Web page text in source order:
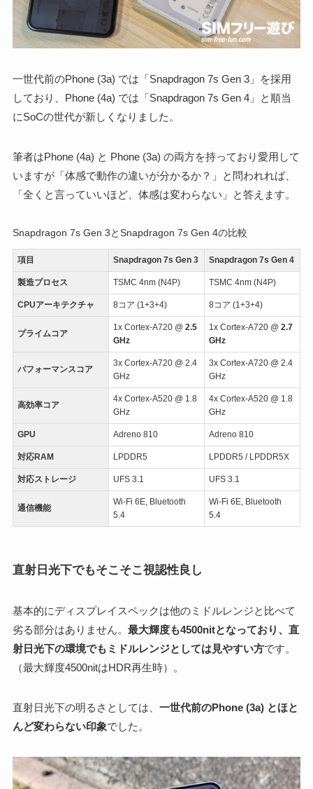
一世代前のPhone (3a) では「Snapdragon 7s Gen 3」を採用
しており、Phone (4a) では「Snapdragon 7s Gen 4」と順当
にSoCの世代が新しくなりました。
筆者はPhone (4a) と Phone (3a) の両方を持っており愛用して
いますが「体感で動作の違いが分かるか？」と問われれば、
「全くと言っていいほど、体感は変わらない」と答えます。
Snapdragon 7s Gen 3とSnapdragon 7s Gen 4の比較
項目 Snapdragon 7s Gen 3 Snapdragon 7s Gen 4
製造プロセス TSMC 4nm (N4P) TSMC 4nm (N4P)
CPUアーキテクチャ 8コア (1+3+4) 8コア (1+3+4)
プライムコア
1x Cortex-A720 @ 2.5
GHz
1x Cortex-A720 @ 2.7
GHz
パフォーマンスコア
3x Cortex-A720 @ 2.4
GHz
3x Cortex-A720 @ 2.4
GHz
高効率コア
4x Cortex-A520 @ 1.8
GHz
4x Cortex-A520 @ 1.8
GHz
GPU Adreno 810 Adreno 810
対応RAM LPDDR5 LPDDR5 / LPDDR5X
対応ストレージ UFS 3.1 UFS 3.1
通信機能
Wi-Fi 6E, Bluetooth
5.4
Wi-Fi 6E, Bluetooth
5.4
直射日光下でもそこそこ視認性良し
基本的にディスプレイスペックは他のミドルレンジと比べて
劣る部分はありません。 最大輝度も4500nitとなっており、直
射日光下の環境でもミドルレンジとしては見やすい方です。
（最大輝度4500nitはHDR再生時）。
直射日光下の明るさとしては、 一世代前のPhone (3a) とほと
んど変わらない印象でした。